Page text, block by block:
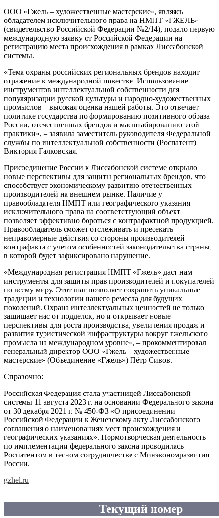
ООО «Гжель – художественные мастерские», являясь
обладателем исключительного права на НМПТ «ГЖЕЛЬ»
(свидетельство Российской Федерации №2/14), подало первую
международную заявку от Российской Федерации на
регистрацию места происхождения в рамках Лиссабонской
системы.
«Тема охраны российских региональных брендов находит
отражение в международной повестке. Использование
инструментов интеллектуальной собственности для
популяризации русской культуры и народно-художественных
промыслов – высокая оценка нашей работы. Это отвечает
политике государства по формированию позитивного образа
России, отечественных брендов и масштабированию этой
практики», – заявила заместитель руководителя Федеральной
службы по интеллектуальной собственности (Роспатент)
Виктория Галковская.
Присоединение России к Лиссабонской системе открыло
новые перспективы для защиты региональных брендов, что
способствует экономическому развитию отечественных
производителей на внешнем рынке. Наличие у
правообладателя НМПТ или географического указания
исключительного права на соответствующий объект
позволяет эффективно бороться с контрафактной продукцией.
Правообладатель сможет отслеживать и пресекать
неправомерные действия со стороны производителей
контрафакта с учетом особенностей законодательства страны,
в которой будет зафиксировано нарушение.
«Международная регистрация НМПТ «Гжель» даст нам
инструменты для защиты прав производителей и покупателей
по всему миру. Этот шаг позволяет сохранить уникальные
традиции и технологии нашего ремесла для будущих
поколений. Охрана интеллектуальных ценностей не только
защищает нас от подделок, но и открывает новые
перспективы для роста производства, увеличения продаж и
развития туристической инфраструктуры вокруг гжельского
промысла на международном уровне», – прокомментировал
генеральный директор ООО «Гжель – художественные
мастерские» (Объединение «Гжель») Пётр Сивов.
Справочно:
Российская Федерация стала участницей Лиссабонской
системы 11 августа 2023 г. на основании Федерального закона
от 30 декабря 2021 г. № 450-ФЗ «О присоединении
Российской Федерации к Женевскому акту Лиссабонского
соглашения о наименованиях мест происхождения и
географических указаниях». Нормотворческая деятельность
по имплементации федерального закона проводилась
Роспатентом в тесном сотрудничестве с Минэкономразвития
России.
gzhel.ru
Текущий номер